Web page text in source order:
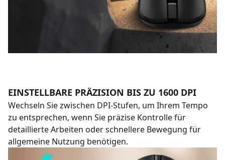
EINSTELLBARE PRÄZISION BIS ZU 1600 DPI
Wechseln Sie zwischen DPI-Stufen, um Ihrem Tempo
zu entsprechen, wenn Sie präzise Kontrolle für
detaillierte Arbeiten oder schnellere Bewegung für
allgemeine Nutzung benötigen.